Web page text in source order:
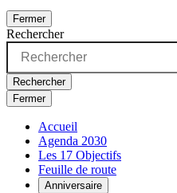
Fermer
Rechercher
Rechercher
Fermer
Accueil
Agenda 2030
Les 17 Objectifs
Feuille de route
Anniversaire